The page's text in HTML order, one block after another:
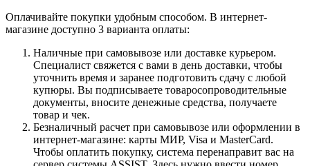
Оплачивайте покупки удобным способом. В интернет-
магазине доступно 3 варианта оплаты:
Наличные при самовывозе или доставке курьером.
Специалист свяжется с вами в день доставки, чтобы
уточнить время и заранее подготовить сдачу с любой
купюры. Вы подписываете товаросопроводительные
документы, вносите денежные средства, получаете
товар и чек.
Безналичный расчет при самовывозе или оформлении в
интернет-магазине: карты МИР, Visa и MasterCard.
Чтобы оплатить покупку, система перенаправит вас на